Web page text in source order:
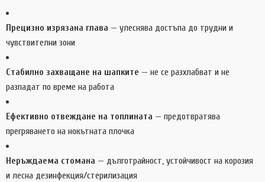
Прецизно изрязана глава — улеснява достъпа до трудни и
чувствителни зони
Стабилно захващане на шапките — не се разхлабват и не
разпадат по време на работа
Ефективно отвеждане на топлината — предотвратява
прегряването на нокътната плочка
Неръждаема стомана — дълготрайност, устойчивост на корозия
и лесна дезинфекция/стерилизация